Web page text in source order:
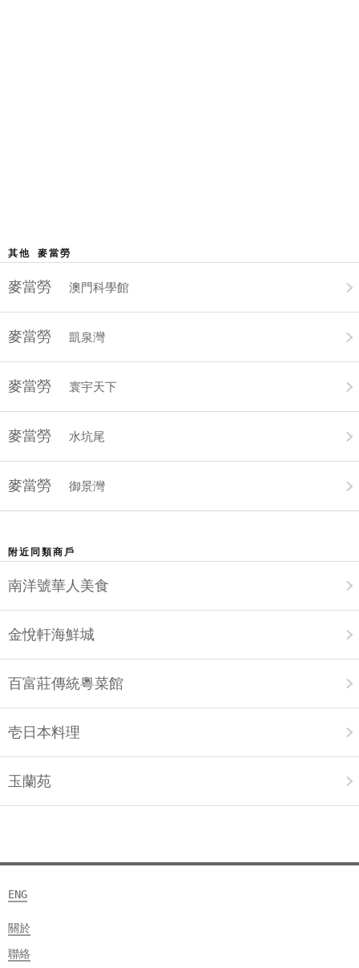
其他 麥當勞
麥當勞 澳門科學館
麥當勞 凱泉灣
麥當勞 寰宇天下
麥當勞 水坑尾
麥當勞 御景灣
附近同類商戶
南洋號華人美食
金悅軒海鮮城
百富莊傳統粵菜館
壱日本料理
玉蘭苑
ENG
關於
聯絡